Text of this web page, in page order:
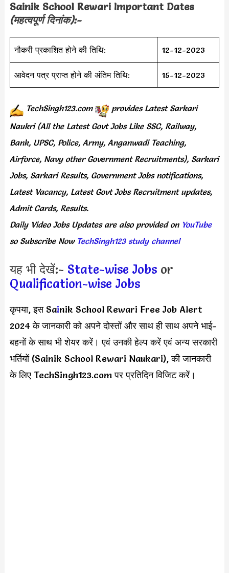
Sainik School Rewari Important Dates
(महत्वपूर्ण दिनांक):-
नौकरी प्रकाशित होने की तिथि: 12-12-2023
आवेदन पत्र प्राप्त होने की अंतिम तिथि: 15-12-2023
TechSingh123.com provides Latest Sarkari
Naukri (All the Latest Govt Jobs Like SSC, Railway,
Bank, UPSC, Police, Army, Anganwadi Teaching,
Airforce, Navy other Government Recruitments), Sarkari
Jobs, Sarkari Results, Government Jobs notifications,
Latest Vacancy, Latest Govt Jobs Recruitment updates,
Admit Cards, Results.
Daily Video Jobs Updates are also provided onYouTube
so Subscribe Now TechSingh123 study channel
यह भी देखें:- State-wise Jobs or
Qualification-wise Jobs
कृपया, इस Sainik School Rewari Free Job Alert
2024 के जानकारी को अपने दोस्तों और साथ ही साथ अपने भाई-
बहनों के साथ भी शेयर करें। एवं उनकी हेल्प करें एवं अन्य सरकारी
भर्तियों (Sainik School Rewari Naukari), की जानकारी
के लिए TechSingh123.com पर प्रतिदिन विजिट करें।